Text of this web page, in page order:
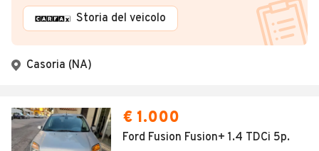
Storia del veicolo
Casoria (NA)
€ 1.000
Ford Fusion Fusion+ 1.4 TDCi 5p.